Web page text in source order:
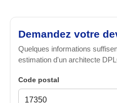
Demandez votre
Quelques informations
estimation d'un architecte
Code postal